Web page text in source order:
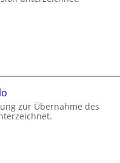
zur Übernahme des